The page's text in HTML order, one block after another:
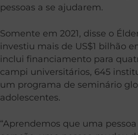
pessoas a se ajudarem.
Somente em 2021, disse o
investiu mais de US$1 bilhão
inclui financiamento para
campi universitários, 645
um programa de seminário
adolescentes.
“Aprendemos que uma